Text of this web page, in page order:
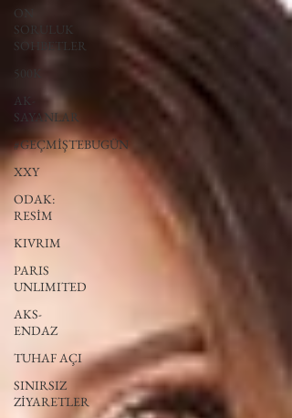
ON
SORULUK
SOHBETLER
500K
AK-
SAYANLAR
#GEÇMİŞTEBUGÜN
XXY
ODAK:
RESİM
KIVRIM
PARIS
UNLIMITED
AKS-
ENDAZ
TUHAF AÇI
SINIRSIZ
ZİYARETLER